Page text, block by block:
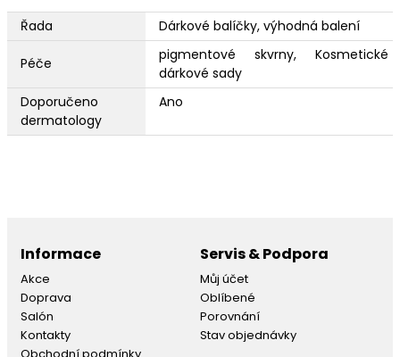
Řada Dárkové balíčky, výhodná balení
Péče
pigmentové skvrny, Kosmetické
dárkové sady
Doporučeno
dermatology
Ano
Informace
Akce
Doprava
Salón
Kontakty
Servis & Podpora
Můj účet
Oblíbené
Porovnání
Stav objednávky